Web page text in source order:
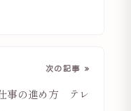
次の記事 »
事の進め方 テレ